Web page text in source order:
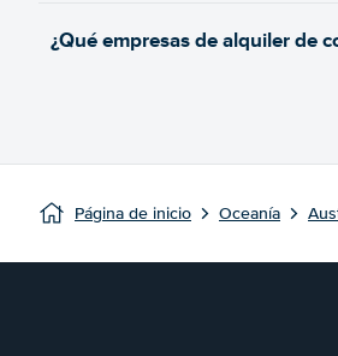
¿Qué empresas de alquiler de
Página de inicio Oceanía